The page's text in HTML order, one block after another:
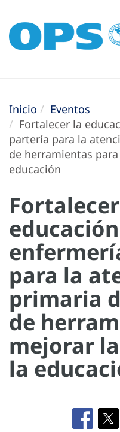
Inicio
Eventos
Fortalecer la
partería para la
de herramientas
educación
para la
primaria
de
mejorar
la